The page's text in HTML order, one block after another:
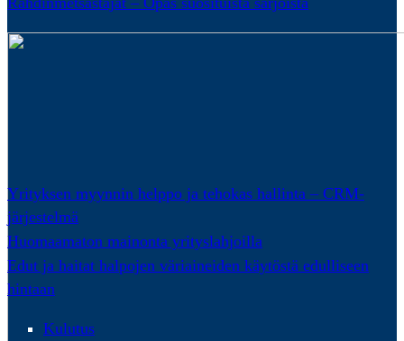
Yrityksen myynnin helppo ja tehokas hallinta – CRM-
järjestelmä
Huomaamaton mainonta yrityslahjoilla
Edut ja haitat halpojen väriaineiden käytöstä edulliseen
hintaan
Kulutus